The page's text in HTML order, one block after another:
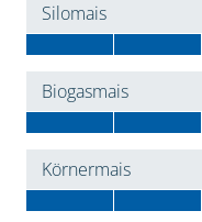
Silomais
Biogasmais
Körnermais